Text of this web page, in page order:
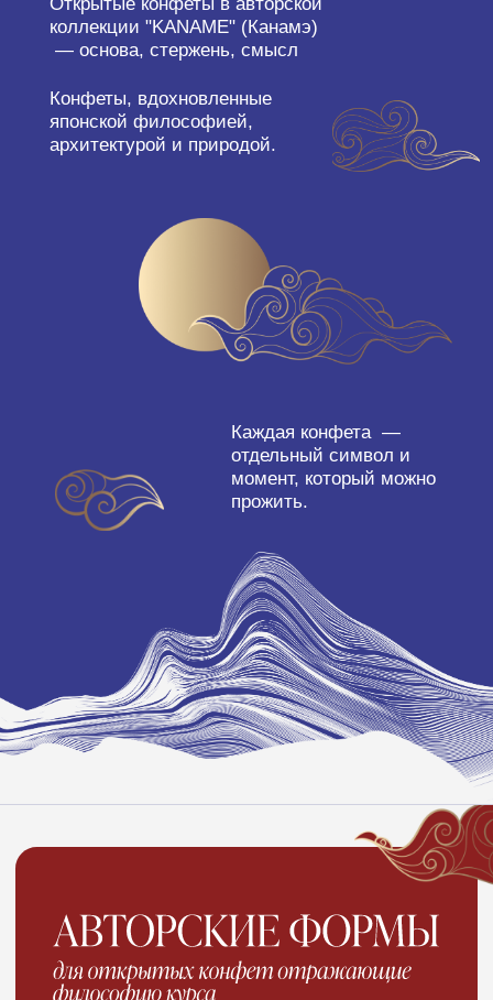
набор из 36 форм в подарок
каждому при покупке курса.Можно
использовать также и для закрытых
ENSŌ
ЭНСО